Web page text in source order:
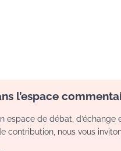
l’espace
espace de débat,
contribution, nous vous